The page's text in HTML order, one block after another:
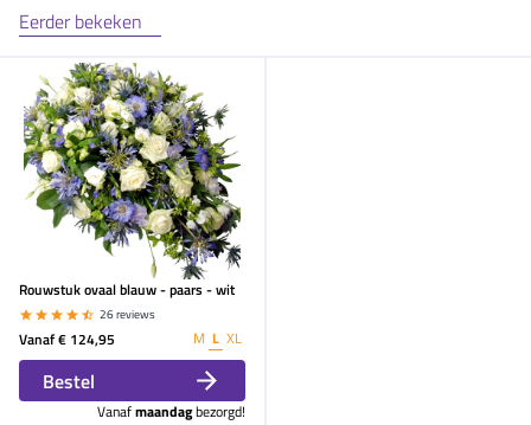
afgeleverd. Ook de linten waren keurig en met
de tekst welke wij er op wilden.
10
Eerder bekeken
Rouwstuk ovaal blauw - paars - wit
26 reviews
Vanaf€ 124,95 M L XL
Bestel
Vanafmaandagbezorgd!